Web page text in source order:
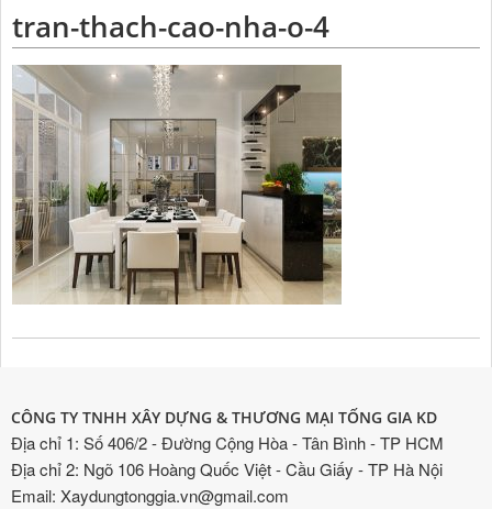
tran-thach-cao-nha-o-4
CÔNG TY TNHH XÂY DỰNG & THƯƠNG MẠI TỐNG GIA KD
Địa chỉ 1: Số 406/2 - Đường Cộng Hòa - Tân Bình - TP HCM
Địa chỉ 2: Ngõ 106 Hoàng Quốc Việt - Cầu Giấy - TP Hà Nội
Email: Xaydungtonggia.vn@gmail.com